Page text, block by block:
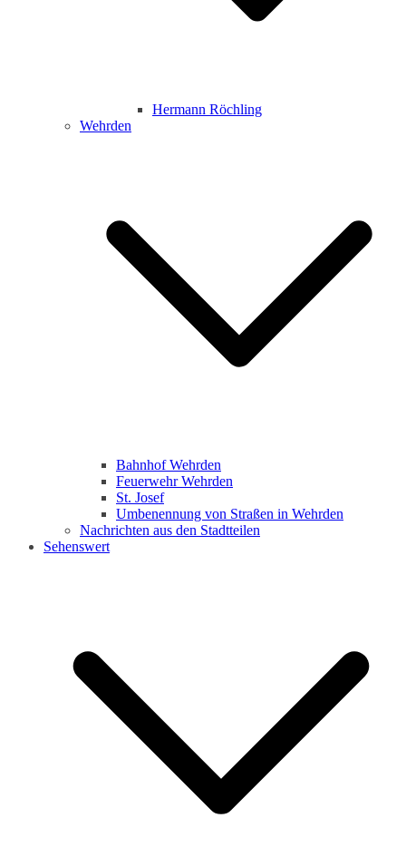
Hermann Röchling
Wehrden
Bahnhof Wehrden
Feuerwehr Wehrden
St. Josef
Umbenennung von Straßen in Wehrden
Nachrichten aus den Stadtteilen
Sehenswert